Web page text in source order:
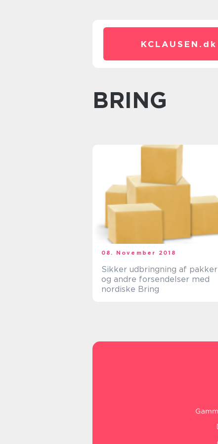
KCLAUSEN. dk
BRING
08. November 2018
Sikker udbringning af pakker
og andre forsendelser med
nordiske Bring